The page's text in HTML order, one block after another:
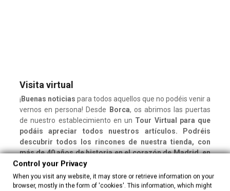
Visita virtual
¡Buenas noticias para todos aquellos que no podéis venir a
vernos en persona! Desde Borca, os abrimos las puertas
de nuestro establecimiento en un Tour Virtual para que
podáis apreciar todos nuestros artículos. Podréis
descubrir todos los rincones de nuestra tienda, con
más de 40 años de historia en el corazón de Madrid, en
la castiza calle del Marqués Viudo de Pontejos.
360ºdebordadospara conocer, infinitosartículos llenos de
estilo para la casay el cariño por la artesanía textil
Control your Privacy
When you visit any website, it may store or retrieve information on your
browser, mostly in the form of 'cookies'. This information, which might